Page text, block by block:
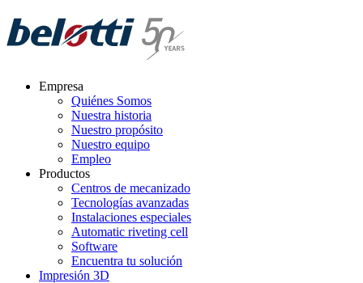
to
content
Empresa
Quiénes Somos
Nuestra historia
Nuestro propósito
Nuestro equipo
Empleo
Productos
Centros de mecanizado
Tecnologías avanzadas
Instalaciones especiales
Automatic riveting cell
Software
Encuentra tu solución
Impresión 3D